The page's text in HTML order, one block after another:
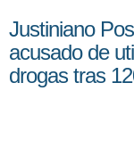
Justiniano
acusado de
drogas tras